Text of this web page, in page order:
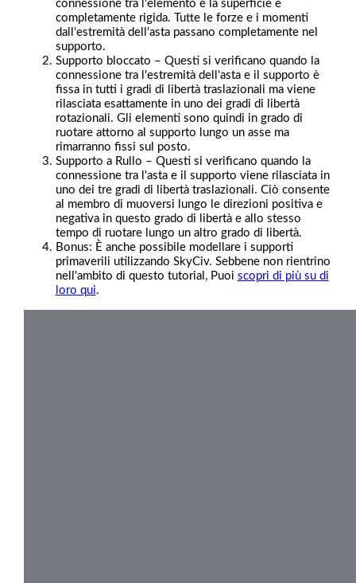
connessione tra l'elemento e la superficie è
completamente rigida. Tutte le forze e i momenti
dall'estremità dell'asta passano completamente nel
supporto.
Supporto bloccato – Questi si verificano quando la
connessione tra l'estremità dell'asta e il supporto è
fissa in tutti i gradi di libertà traslazionali ma viene
rilasciata esattamente in uno dei gradi di libertà
rotazionali. Gli elementi sono quindi in grado di
ruotare attorno al supporto lungo un asse ma
rimarranno fissi sul posto.
Supporto a Rullo – Questi si verificano quando la
connessione tra l'asta e il supporto viene rilasciata in
uno dei tre gradi di libertà traslazionali. Ciò consente
al membro di muoversi lungo le direzioni positiva e
negativa in questo grado di libertà e allo stesso
tempo di ruotare lungo un altro grado di libertà.
Bonus: È anche possibile modellare i supporti
primaverili utilizzando SkyCiv. Sebbene non rientrino
nell'ambito di questo tutorial, Puoi scopri di più su di
loro qui.